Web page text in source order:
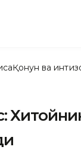
Қонун ва